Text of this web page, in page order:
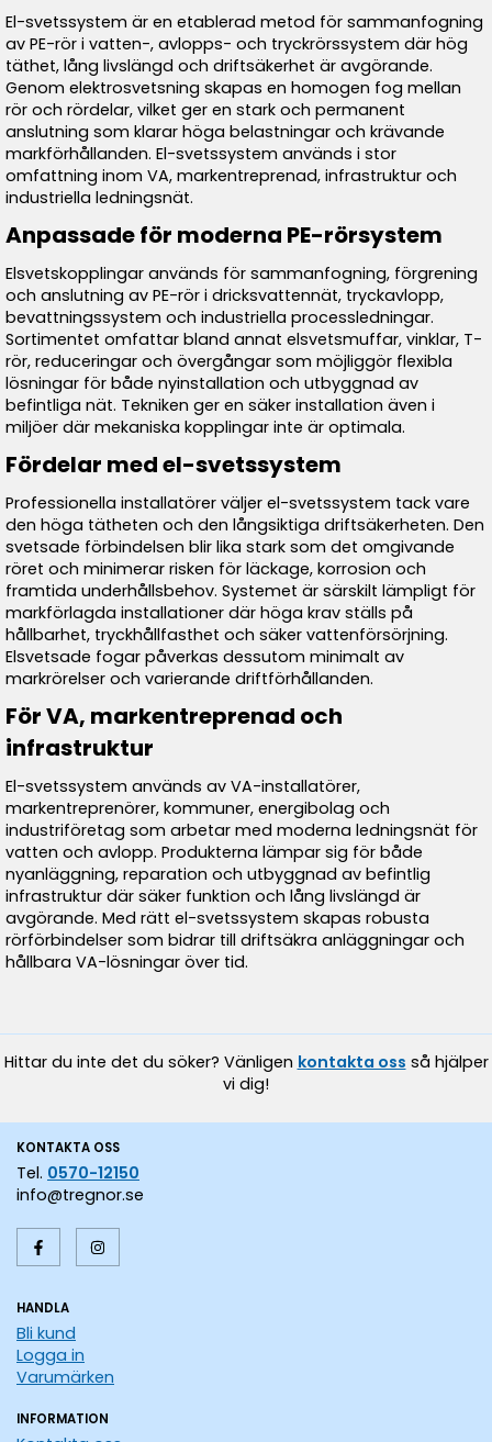
El-svetssystem är en etablerad metod för sammanfogning
av PE-rör i vatten-, avlopps- och tryckrörssystem där hög
täthet, lång livslängd och driftsäkerhet är avgörande.
Genom elektrosvetsning skapas en homogen fog mellan
rör och rördelar, vilket ger en stark och permanent
anslutning som klarar höga belastningar och krävande
markförhållanden. El-svetssystem används i stor
omfattning inom VA, markentreprenad, infrastruktur och
industriella ledningsnät.
Anpassade för moderna PE-rörsystem
Elsvetskopplingar används för sammanfogning, förgrening
och anslutning av PE-rör i dricksvattennät, tryckavlopp,
bevattningssystem och industriella processledningar.
Sortimentet omfattar bland annat elsvetsmuffar, vinklar, T-
rör, reduceringar och övergångar som möjliggör flexibla
lösningar för både nyinstallation och utbyggnad av
befintliga nät. Tekniken ger en säker installation även i
miljöer där mekaniska kopplingar inte är optimala.
Fördelar med el-svetssystem
Professionella installatörer väljer el-svetssystem tack vare
den höga tätheten och den långsiktiga driftsäkerheten. Den
svetsade förbindelsen blir lika stark som det omgivande
röret och minimerar risken för läckage, korrosion och
framtida underhållsbehov. Systemet är särskilt lämpligt för
markförlagda installationer där höga krav ställs på
hållbarhet, tryckhållfasthet och säker vattenförsörjning.
Elsvetsade fogar påverkas dessutom minimalt av
markrörelser och varierande driftförhållanden.
För VA, markentreprenad och
infrastruktur
El-svetssystem används av VA-installatörer,
markentreprenörer, kommuner, energibolag och
industriföretag som arbetar med moderna ledningsnät för
vatten och avlopp. Produkterna lämpar sig för både
nyanläggning, reparation och utbyggnad av befintlig
infrastruktur där säker funktion och lång livslängd är
avgörande. Med rätt el-svetssystem skapas robusta
rörförbindelser som bidrar till driftsäkra anläggningar och
hållbara VA-lösningar över tid.
Hittar du inte det du söker? Vänligen kontakta oss så hjälper
vi dig!
KONTAKTA OSS
Tel. 0570-12150
info@tregnor.se
HANDLA
Bli kund
Logga in
Varumärken
INFORMATION